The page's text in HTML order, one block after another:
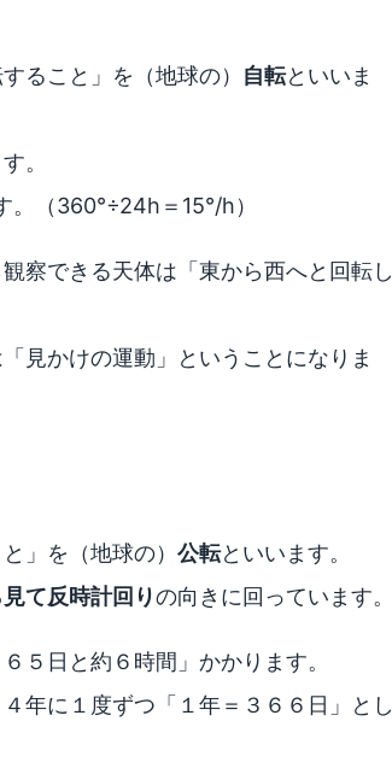
ること」を（地球の） 自転といいま
。
。（360°÷24h＝15°/h）
察できる天体は「東から西へと回転し
見かけの運動」ということになりま
」を（地球の） 公転といいます。
て反時計回りの向きに回っています。
５日と約６時間」かかります。
年に１度ずつ「１年＝３６６日」とし